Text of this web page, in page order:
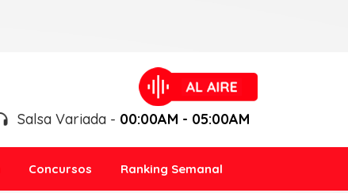
Salsa Variada - 00:00AM - 05:00AM
Concursos Ranking Semanal